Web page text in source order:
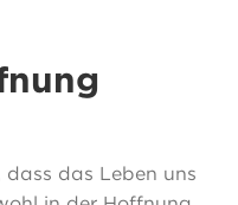
das Leben uns